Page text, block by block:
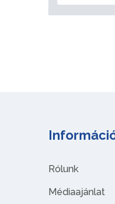
Rólunk
Médiaajánlat